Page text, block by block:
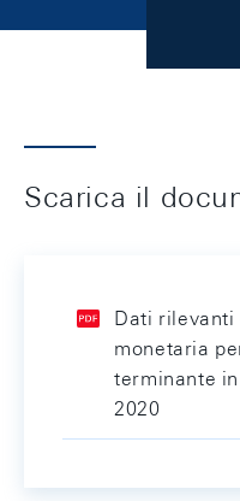
Scarica il
Dati rilevanti
monetaria
terminante
2020